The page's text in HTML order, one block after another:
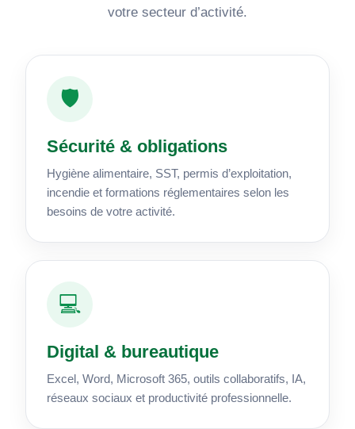
votre secteur d’activité.
🛡️
Sécurité & obligations
Hygiène alimentaire, SST, permis d’exploitation,
incendie et formations réglementaires selon les
besoins de votre activité.
💻
Digital & bureautique
Excel, Word, Microsoft 365, outils collaboratifs, IA,
réseaux sociaux et productivité professionnelle.